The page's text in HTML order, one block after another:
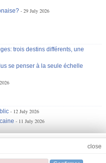
close
CLOSE
29 July 2026
trois destins différents, une
se penser à la seule échelle
12 July 2026
11 July 2026